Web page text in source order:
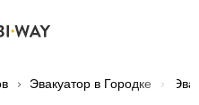
Эвакуатор в Городке